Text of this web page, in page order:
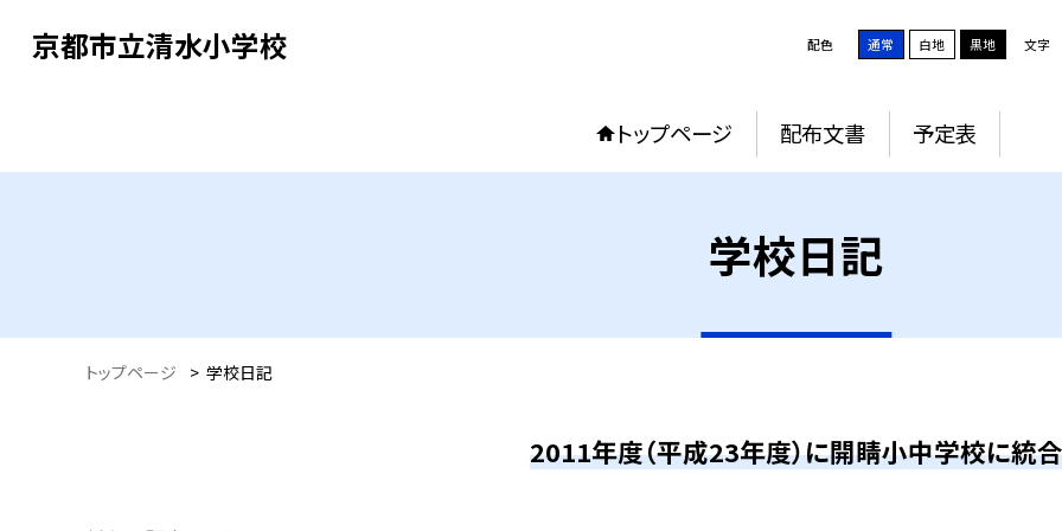
京都市立清水小学校 配色 通常 白地 黒地 文字
トップページ 配布文書 予定表
学校日記
トップページ > 学校日記
2011年度（平成23年度）に開睛小中学校に統合